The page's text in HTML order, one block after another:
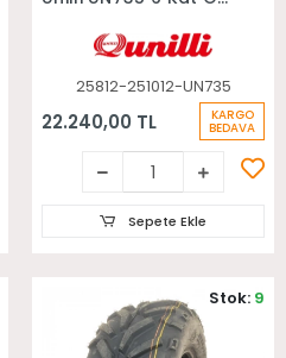
Lastiği
25812-251012-UN735
22.240,00 TL KARGO
BEDAVA
Sepete Ekle
Stok: 9